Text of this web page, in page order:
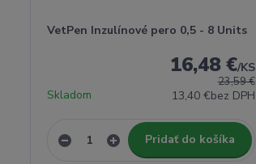
VetPen Inzulínové pero 0,5 - 8 Units
23,59 €
16,48 €/KS
13,40 €bez DPH
Skladom
Pridať do košíka